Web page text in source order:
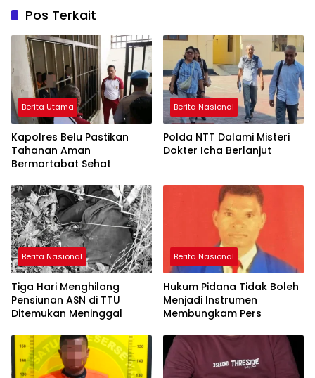
Pos Terkait
Berita Utama
Kapolres Belu Pastikan
Tahanan Aman
Bermartabat Sehat
Berita Nasional
Polda NTT Dalami Misteri
Dokter Icha Berlanjut
Berita Nasional
Tiga Hari Menghilang
Pensiunan ASN di TTU
Ditemukan Meninggal
Berita Nasional
Hukum Pidana Tidak Boleh
Menjadi Instrumen
Membungkam Pers